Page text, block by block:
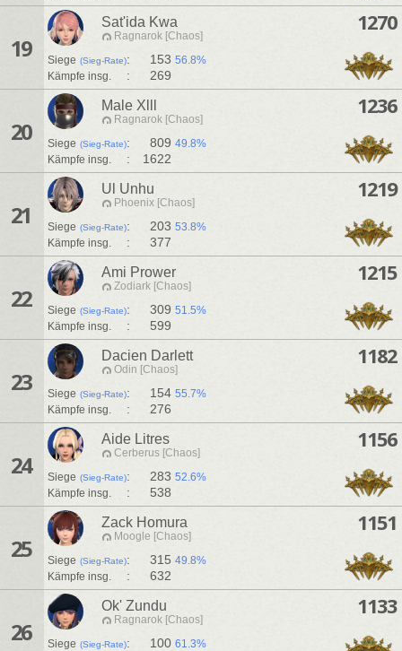
19
Sat'ida Kwa
Ragnarok [Chaos]
Siege (Sieg-Rate): 153 56.8%
Kämpfe insg.
: 269
1270
20
Male Xlll
Ragnarok [Chaos]
Siege (Sieg-Rate): 809 49.8%
Kämpfe insg.
: 1622
1236
21
Ul Unhu
Phoenix [Chaos]
Siege (Sieg-Rate): 203 53.8%
Kämpfe insg.
: 377
1219
22
Ami Prower
Zodiark [Chaos]
Siege (Sieg-Rate): 309 51.5%
Kämpfe insg.
: 599
1215
23
Dacien Darlett
Odin [Chaos]
Siege (Sieg-Rate): 154 55.7%
Kämpfe insg.
: 276
1182
24
Aide Litres
Cerberus [Chaos]
Siege (Sieg-Rate): 283 52.6%
Kämpfe insg.
: 538
1156
25
Zack Homura
Moogle [Chaos]
Siege (Sieg-Rate): 315 49.8%
Kämpfe insg.
: 632
1151
26
Ok' Zundu
Ragnarok [Chaos]
Siege (Sieg-Rate): 100 61.3%
1133